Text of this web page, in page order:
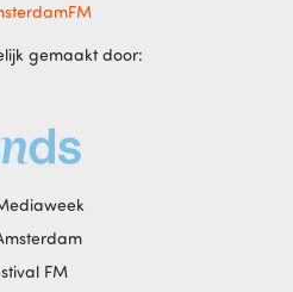
gemaakt door:
FM